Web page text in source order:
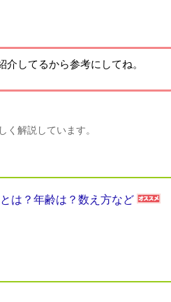
介 してるから参考にしてね。
解説しています。
は？年齢は？数え方など